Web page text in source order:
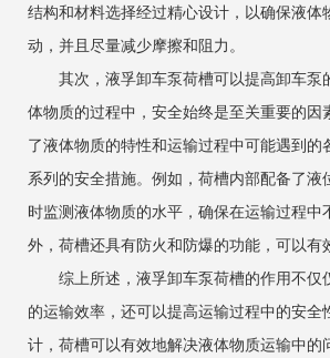
结构和材料选择经过精心设计，以确保液体
动，并且尽量减少摩擦和阻力。
其次，液孚卸车泵荷槽可以提高卸车泵
体物质的过程中，安全始终是至关重要的因
了液体物质的特性和运输过程中可能遇到的
系列的安全措施。例如，荷槽内部配备了液
时监测液体物质的水平，确保在运输过程中
外，荷槽还具有防火和防爆的功能，可以有
综上所述，液孚卸车泵荷槽的作用不仅
的运输效率，还可以提高运输过程中的安全
计，荷槽可以有效地解决液体物质运输中的